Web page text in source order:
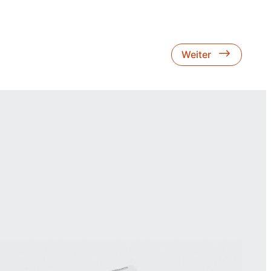
Weiter